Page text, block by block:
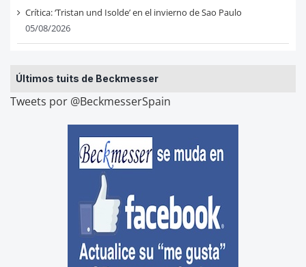
Crítica: ‘Tristan und Isolde’ en el invierno de Sao Paulo
05/08/2026
Últimos tuits de Beckmesser
Tweets por @BeckmesserSpain